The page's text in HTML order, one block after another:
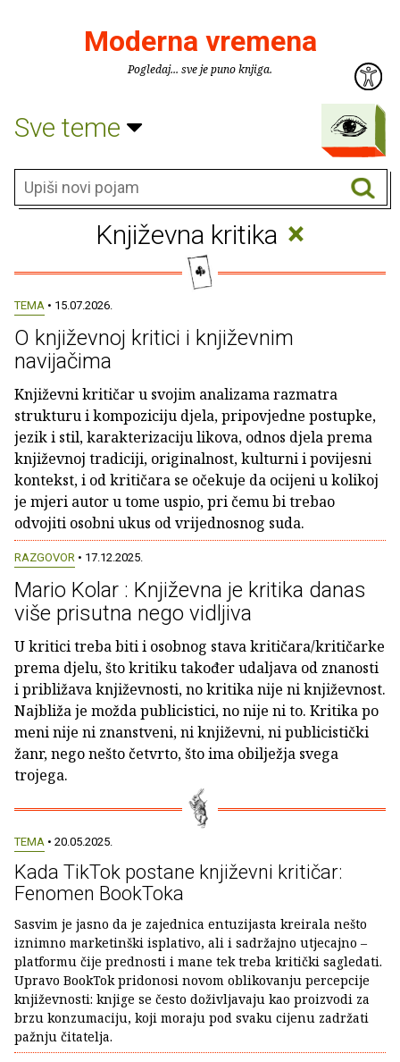
Moderna vremena
Pogledaj... sve je puno knjiga.
Sve teme
Književna kritika ×
TEMA • 15.07.2026.
O književnoj kritici i književnim
navijačima
Književni kritičar u svojim analizama razmatra
strukturu i kompoziciju djela, pripovjedne postupke,
jezik i stil, karakterizaciju likova, odnos djela prema
književnoj tradiciji, originalnost, kulturni i povijesni
kontekst, i od kritičara se očekuje da ocijeni u kolikoj
je mjeri autor u tome uspio, pri čemu bi trebao
odvojiti osobni ukus od vrijednosnog suda.
RAZGOVOR • 17.12.2025.
Mario Kolar : Književna je kritika danas
više prisutna nego vidljiva
U kritici treba biti i osobnog stava kritičara/kritičarke
prema djelu, što kritiku također udaljava od znanosti
i približava književnosti, no kritika nije ni književnost.
Najbliža je možda publicistici, no nije ni to. Kritika po
meni nije ni znanstveni, ni književni, ni publicistički
žanr, nego nešto četvrto, što ima obilježja svega
trojega.
TEMA • 20.05.2025.
Kada TikTok postane književni kritičar:
Fenomen BookToka
Sasvim je jasno da je zajednica entuzijasta kreirala nešto
iznimno marketinški isplativo, ali i sadržajno utjecajno –
platformu čije prednosti i mane tek treba kritički sagledati.
Upravo BookTok pridonosi novom oblikovanju percepcije
književnosti: knjige se često doživljavaju kao proizvodi za
brzu konzumaciju, koji moraju pod svaku cijenu zadržati
pažnju čitatelja.